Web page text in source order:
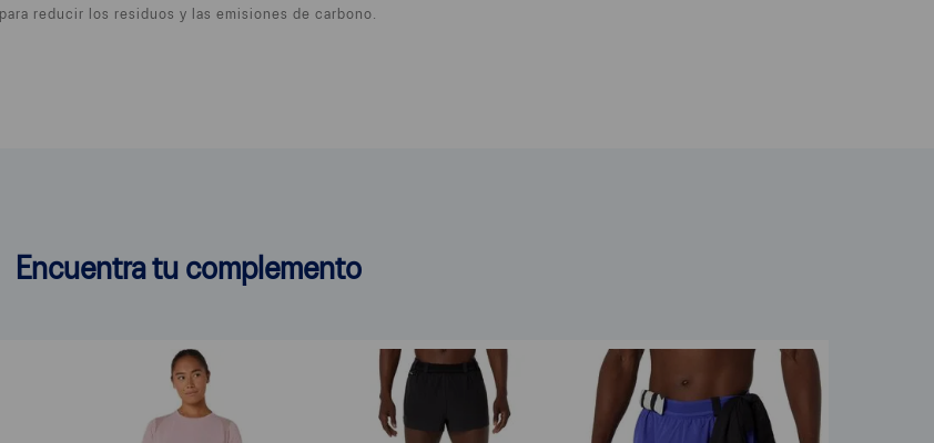
reducir los residuos y las emisiones de carbono.
Encuentra tu complemento